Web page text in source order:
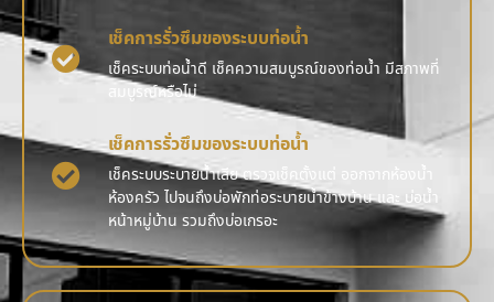
เช็คการรั่วซึมของระบบท่อน้ำ
เช็คระบบท่อน้ำดี เช็คความสมบูรณ์ของท่อน้ำ มีสภาพที่
สมบูรณ์หรือไม่
เช็คการรั่วซึมของระบบท่อน้ำ
เช็คระบบระบายน้ำเสีย ตรวจเช็คตั้งแต่ ออกจากห้องน้ำ
ห้องครัว ไปจนถึงบ่อพักท่อระบายน้ำข้างบ้าน และ บ่อน้ำ
หน้าหมู่บ้าน รวมถึงบ่อเกรอะ